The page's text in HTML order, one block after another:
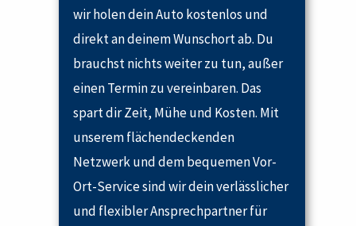
wir holen dein Auto kostenlos und
direkt an deinem Wunschort ab. Du
brauchst nichts weiter zu tun, außer
einen Termin zu vereinbaren. Das
spart dir Zeit, Mühe und Kosten. Mit
unserem flächendeckenden
Netzwerk und dem bequemen Vor-
Ort-Service sind wir dein verlässlicher
und flexibler Ansprechpartner für